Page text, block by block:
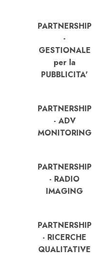
PARTNERSHIP
-
GESTIONALE
per la
PUBBLICITA'
PARTNERSHIP
- ADV
MONITORING
PARTNERSHIP
- RADIO
IMAGING
PARTNERSHIP
- RICERCHE
QUALITATIVE